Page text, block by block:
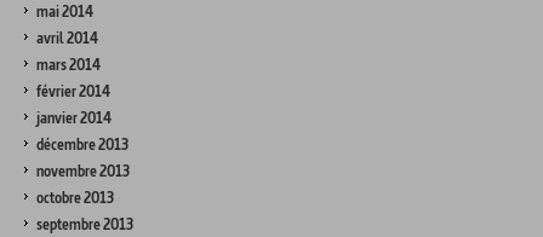
mai 2014
avril 2014
mars 2014
février 2014
janvier 2014
décembre 2013
novembre 2013
octobre 2013
septembre 2013